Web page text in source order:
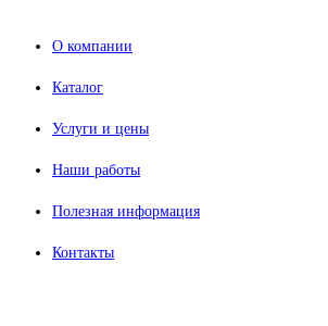
О компании
Каталог
Услуги и цены
Наши работы
Полезная информация
Контакты